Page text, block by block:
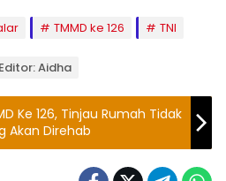
TMMD ke 126 TNI
Editor: Aidha
Ke 126, Tinjau Rumah Tidak
Akan Direhab